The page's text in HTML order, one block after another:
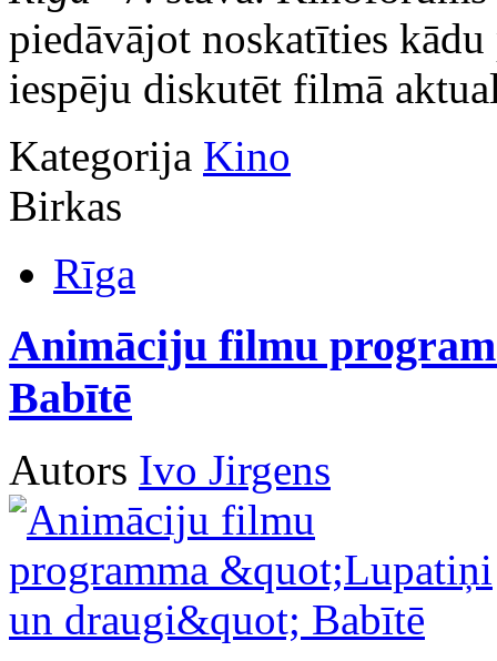
piedāvājot noskatīties
iespēju diskutēt filmā
Kategorija Kino
Birkas
Rīga
Animāciju filmu
Babītē
Autors Ivo Jirgens